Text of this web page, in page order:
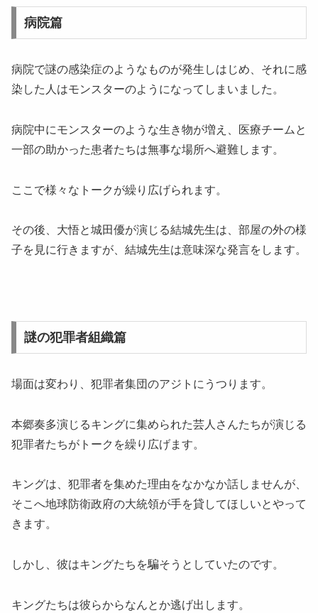
病院篇
病院で謎の感染症のようなものが発生しはじめ、それに感
染した人はモンスターのようになってしまいました。
病院中にモンスターのような生き物が増え、医療チームと
一部の助かった患者たちは無事な場所へ避難します。
ここで様々なトークが繰り広げられます。
その後、大悟と城田優が演じる結城先生は、部屋の外の様
子を見に行きますが、結城先生は意味深な発言をします。
謎の犯罪者組織篇
場面は変わり、犯罪者集団のアジトにうつります。
本郷奏多演じるキングに集められた芸人さんたちが演じる
犯罪者たちがトークを繰り広げます。
キングは、犯罪者を集めた理由をなかなか話しませんが、
そこへ地球防衛政府の大統領が手を貸してほしいとやって
きます。
しかし、彼はキングたちを騙そうとしていたのです。
キングたちは彼らからなんとか逃げ出します。